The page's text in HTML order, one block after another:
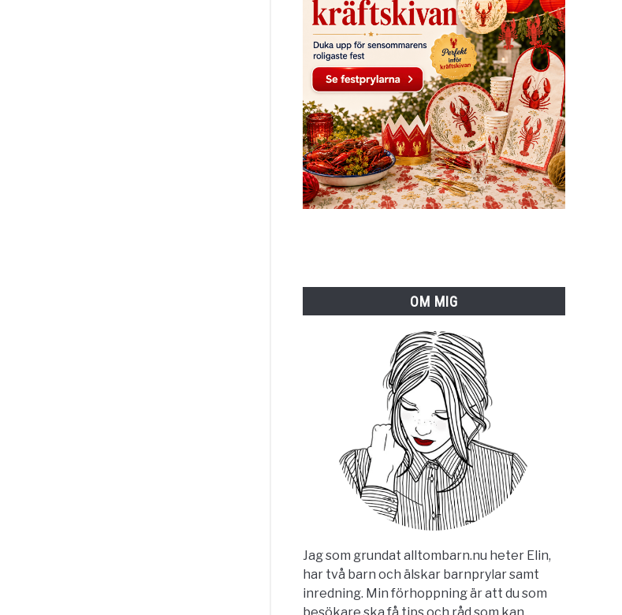
OM MIG
Jag som grundat alltombarn.nu heter Elin,
har två barn och älskar barnprylar samt
inredning. Min förhoppning är att du som